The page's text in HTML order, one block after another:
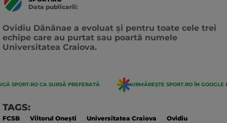
Data publicarii:
Ovidiu Dănănae a evoluat și pentru toate cele trei
echipe care au purtat sau poartă numele
Universitatea Craiova.
SPORT.RO CA SURSĂ PREFERATĂ URMĂREȘTE SPORT.RO ÎN GOOGLE
TAGS:
FCSB Viitorul Onești Universitatea Craiova
Ovidiu